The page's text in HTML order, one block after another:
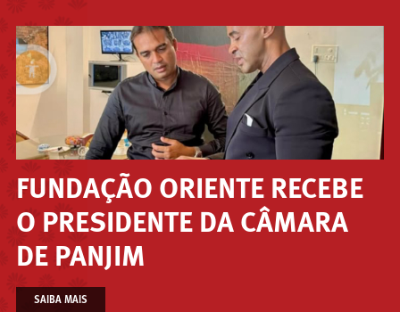
FUNDAÇÃO ORIENTE RECEBE
O PRESIDENTE DA CÂMARA
DE PANJIM
SAIBA MAIS